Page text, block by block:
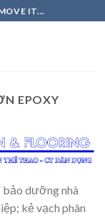
IT...
EPOXY
bảo dưỡng nhà
kẻ vạch phân